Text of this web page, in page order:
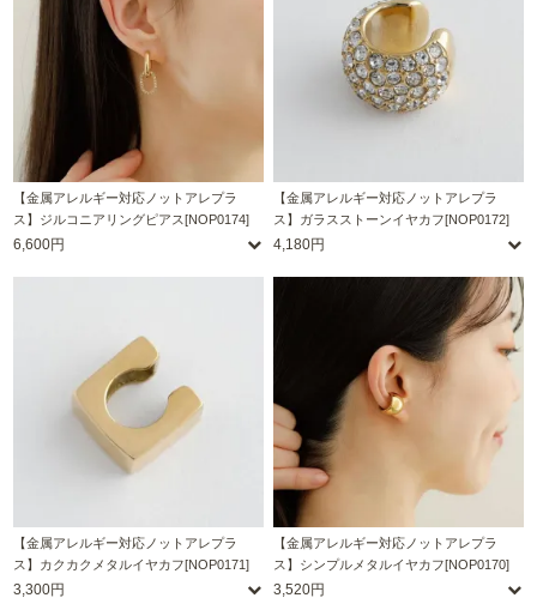
【金属アレルギー対応ノットアレプラ
ス】ジルコニアリングピアス[NOP0174]
6,600円
【金属アレルギー対応ノットアレプラ
ス】ガラスストーンイヤカフ[NOP0172]
4,180円
【金属アレルギー対応ノットアレプラ
ス】カクカクメタルイヤカフ[NOP0171]
3,300円
【金属アレルギー対応ノットアレプラ
ス】シンプルメタルイヤカフ[NOP0170]
3,520円